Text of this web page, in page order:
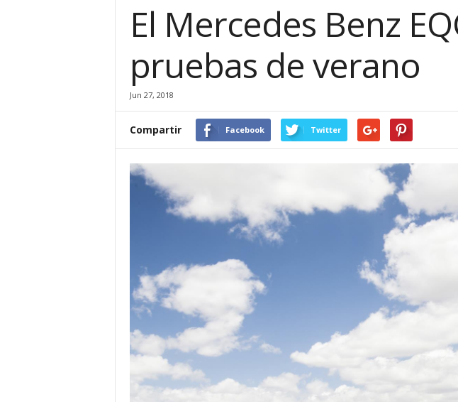
El Mercedes Benz
pruebas de verano
Jun 27, 2018
Compartir Facebook Twitter